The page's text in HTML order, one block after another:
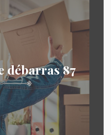
débarras 87